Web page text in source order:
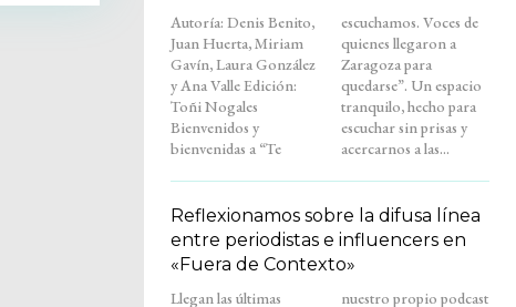
Autoría: Denis Benito,
Juan Huerta, Miriam
Gavín, Laura González
y Ana Valle Edición:
Toñi Nogales
Bienvenidos y
bienvenidas a “Te
escuchamos. Voces de
quienes llegaron a
Zaragoza para
quedarse”. Un espacio
tranquilo, hecho para
escuchar sin prisas y
acercarnos a las...
Reflexionamos sobre la difusa línea
entre periodistas e influencers en
«Fuera de Contexto»
Llegan las últimas
nuestro propio podcast